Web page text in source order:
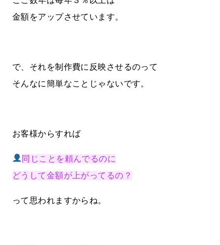
金額をアップさせています。
で、それを制作費に反映させるのって
そんなに簡単なことじゃないです。
お客様からすれば
同じことを頼んでるのに
どうして金額が上がってるの？
って思われますからね。